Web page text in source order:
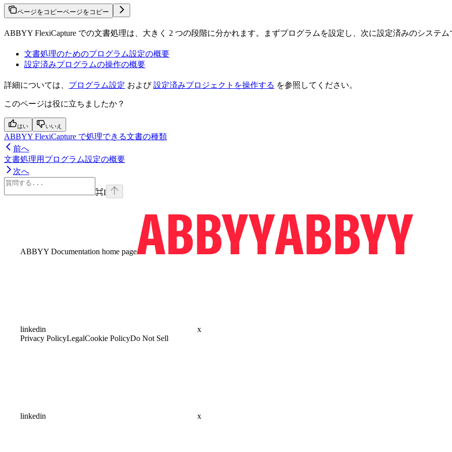
ページをコピーページをコピー
ABBYY FlexiCapture での文書処理は、大きく 2 つの段階に分かれます。まずプログラムを設定し、次に設定済みのシステム
文書処理のためのプログラム設定の概要
設定済みプログラムの操作の概要
詳細については、 プログラム設定 および設定済みプロジェクトを操作する を参照してください。
このページは役に立ちましたか？
はい いいえ
ABBYY FlexiCapture で処理できる文書の種類
前へ
文書処理用プログラム設定の概要
次へ
⌘I
ABBYY Documentation home page
linkedin
x
Privacy PolicyLegalCookie PolicyDo Not Sell
linkedin x